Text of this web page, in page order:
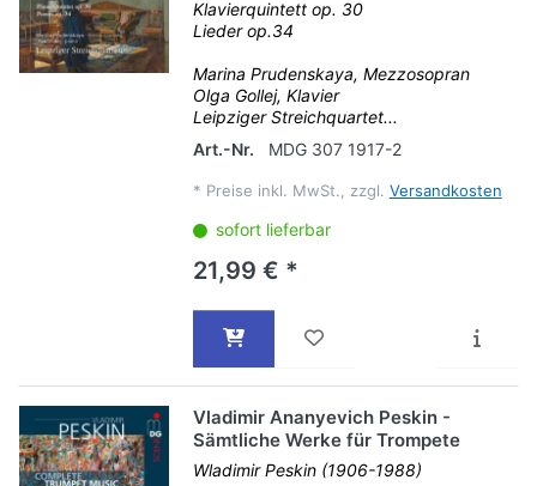
Klavierquintett op. 30
Lieder op.34
Marina Prudenskaya, Mezzosopran
Olga Gollej, Klavier
Leipziger Streichquartet...
Art.-Nr.
MDG 307 1917-2
* Preise inkl. MwSt., zzgl. Versandkosten
sofort lieferbar
21,99 € *
Vladimir Ananyevich Peskin -
Sämtliche Werke für Trompete
Wladimir Peskin (1906-1988)